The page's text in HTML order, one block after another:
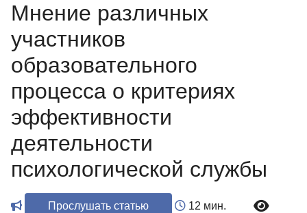
Мнение различных
участников
образовательного
процесса о критериях
эффективности
деятельности
психологической службы
Прослушать статью
12 мин.